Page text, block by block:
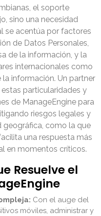
el soporte
sino una necesidad
se acentúa por factores
de Datos Personales,
de la información, y la
internacionales como
la información. Un partner
particularidades y
de ManageEngine para
riesgos legales y
geográfica, como la que
una respuesta más
en momentos críticos.
Resuelve el
Con el auge del
móviles, administrar y